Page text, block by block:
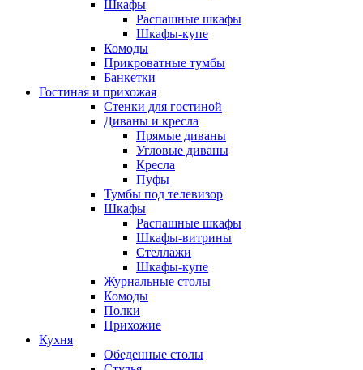
Шкафы
Распашные шкафы
Шкафы-купе
Комоды
Прикроватные тумбы
Банкетки
Гостиная и прихожая
Стенки для гостиной
Диваны и кресла
Прямые диваны
Угловые диваны
Кресла
Пуфы
Тумбы под телевизор
Шкафы
Распашные шкафы
Шкафы-витрины
Стеллажи
Шкафы-купе
Журнальные столы
Комоды
Полки
Прихожие
Кухня
Обеденные столы